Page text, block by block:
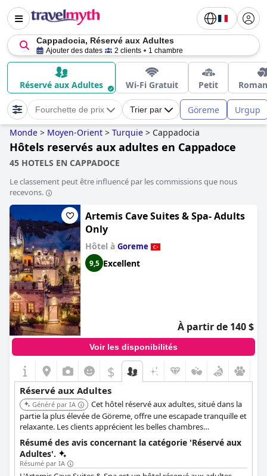
Cappadocia, Réservé aux Adultes
Ajouter des dates 2 clients 1 chambre
Réservé aux Adultes Wi-Fi Gratuit Petit
Fourchette de prix Trier par Göreme Urgup
Monde > Moyen-Orient > Turquie > Cappadocia
Hôtels reservés aux adultes en Cappadoce
45 HOTELS EN CAPPADOCE
Le classement peut être influencé par les commissions que nous
recevons.
Artemis Cave Suites & Spa- Adults
Only
Hôtel à Goreme
9,5 Excellent
À partir de 140 $
Voir les disponibilités
$
Réservé aux Adultes
Généré par IA
Cet hôtel réservé aux adultes, situé dans la
partie la plus élevée de Göreme, offre une escapade tranquille et
relaxante. Les clients apprécient les belles chambres
chaleureuses, surtout pendant les mois d'hiver, et l'ambiance
paisible.
Résumé des avis concernant la catégorie 'Réservé aux
Adultes'.
Résumé par IA